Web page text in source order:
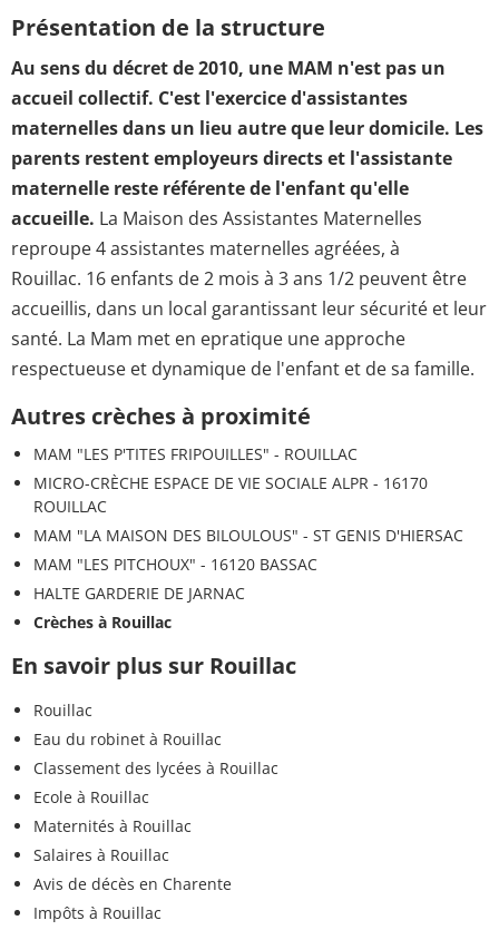
Présentation de la structure
Au sens du décret de 2010, une MAM n'est pas un
accueil collectif. C'est l'exercice d'assistantes
maternelles dans un lieu autre que leur domicile. Les
parents restent employeurs directs et l'assistante
maternelle reste référente de l'enfant qu'elle
accueille. La Maison des Assistantes Maternelles
reproupe 4 assistantes maternelles agréées, à
Rouillac. 16 enfants de 2 mois à 3 ans 1/2 peuvent être
accueillis, dans un local garantissant leur sécurité et leur
santé. La Mam met en epratique une approche
respectueuse et dynamique de l'enfant et de sa famille.
Autres crèches à proximité
MAM "LES P'TITES FRIPOUILLES" - ROUILLAC
MICRO-CRÈCHE ESPACE DE VIE SOCIALE ALPR - 16170
ROUILLAC
MAM "LA MAISON DES BILOULOUS" - ST GENIS D'HIERSAC
MAM "LES PITCHOUX" - 16120 BASSAC
HALTE GARDERIE DE JARNAC
Crèches à Rouillac
En savoir plus sur Rouillac
Rouillac
Eau du robinet à Rouillac
Classement des lycées à Rouillac
Ecole à Rouillac
Maternités à Rouillac
Salaires à Rouillac
Avis de décès en Charente
Impôts à Rouillac